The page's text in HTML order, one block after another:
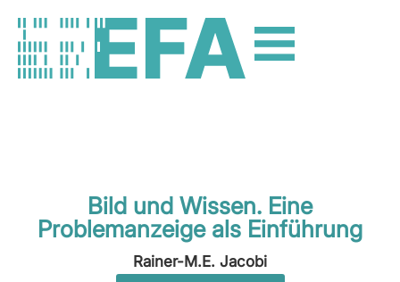
Bild und Wissen. Eine
Problemanzeige als Einführung
Rainer-M.E. Jacobi